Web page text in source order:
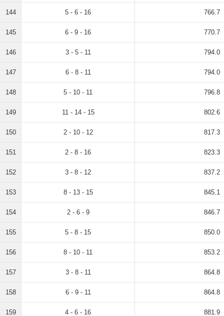
144 5 - 6 - 16 766.7
145 6 - 9 - 16 770.7
146 3 - 5 - 11 794.0
147 6 - 8 - 11 794.0
148 5 - 10 - 11 796.8
149 11 - 14 - 15 802.6
150 2 - 10 - 12 817.3
151 2 - 8 - 16 823.3
152 3 - 8 - 12 837.2
153 8 - 13 - 15 845.1
154 2 - 6 - 9 846.7
155 5 - 8 - 15 850.0
156 8 - 10 - 11 853.2
157 3 - 8 - 11 864.8
158 6 - 9 - 11 864.8
159 4 - 6 - 16 881.9